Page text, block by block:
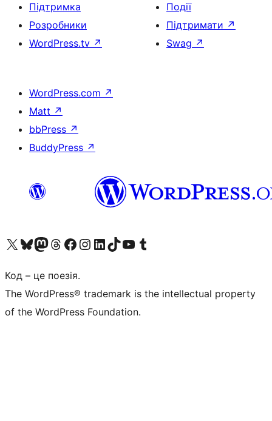
Підтримка
Розробники
WordPress.tv ↗
Події
Підтримати ↗
Swag ↗
WordPress.com ↗
Matt ↗
bbPress ↗
BuddyPress ↗
Visit our X (formerly Twitter) account
Visit our Bluesky account
Завітайте до нашої стрічки в Mastodon
Visit our Threads account
Завітайте на нашу сторінку в Facebook
Visit our Instagram account
Visit our LinkedIn account
Visit our TikTok account
Visit our YouTube channel
Visit our Tumblr account
Код – це поезія.
The WordPress® trademark is the intellectual property
of the WordPress Foundation.